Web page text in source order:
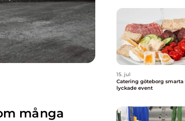
många
15. jul
Catering göteborg smarta val för
lyckade event